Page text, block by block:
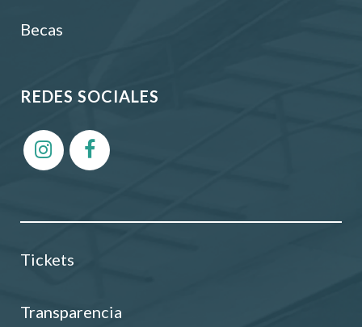
Becas
REDES SOCIALES
Tickets
Transparencia